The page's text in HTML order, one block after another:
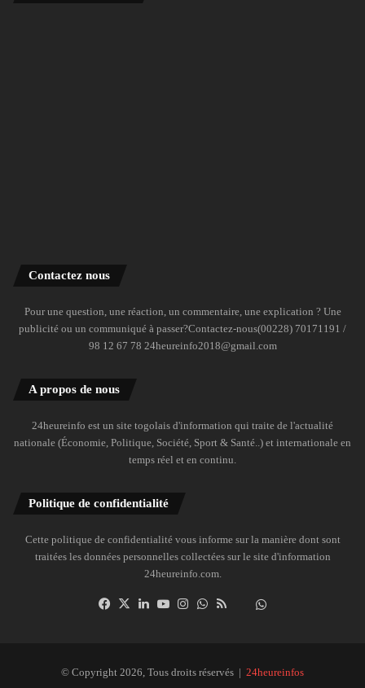
Contactez nous
Pour une question, une réaction, un commentaire, une explication ? Une
publicité ou un communiqué à passer?Contactez-nous(00228) 70171191 /
98 12 67 78 24heureinfo2018@gmail.com
A propos de nous
24heureinfo est un site togolais d'information qui traite de l'actualité
nationale (Économie, Politique, Société, Sport & Santé..) et internationale en
temps réel et en continu.
Politique de confidentialité
Cette politique de confidentialité vous informe sur la manière dont sont
traitées les données personnelles collectées sur le site d'information
24heureinfo.com.
Facebook
X LinkedinYouTubeInstagramWhatsAppDailymotion
© Copyright 2026, Tous droits réservés | 24heureinfos